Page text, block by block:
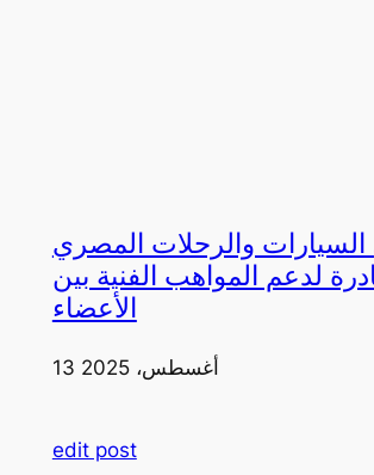
السيارات والرحلات المصري
لدعم المواهب الفنية بين
الأعضاء
13 أغسطس، 2025
edit post